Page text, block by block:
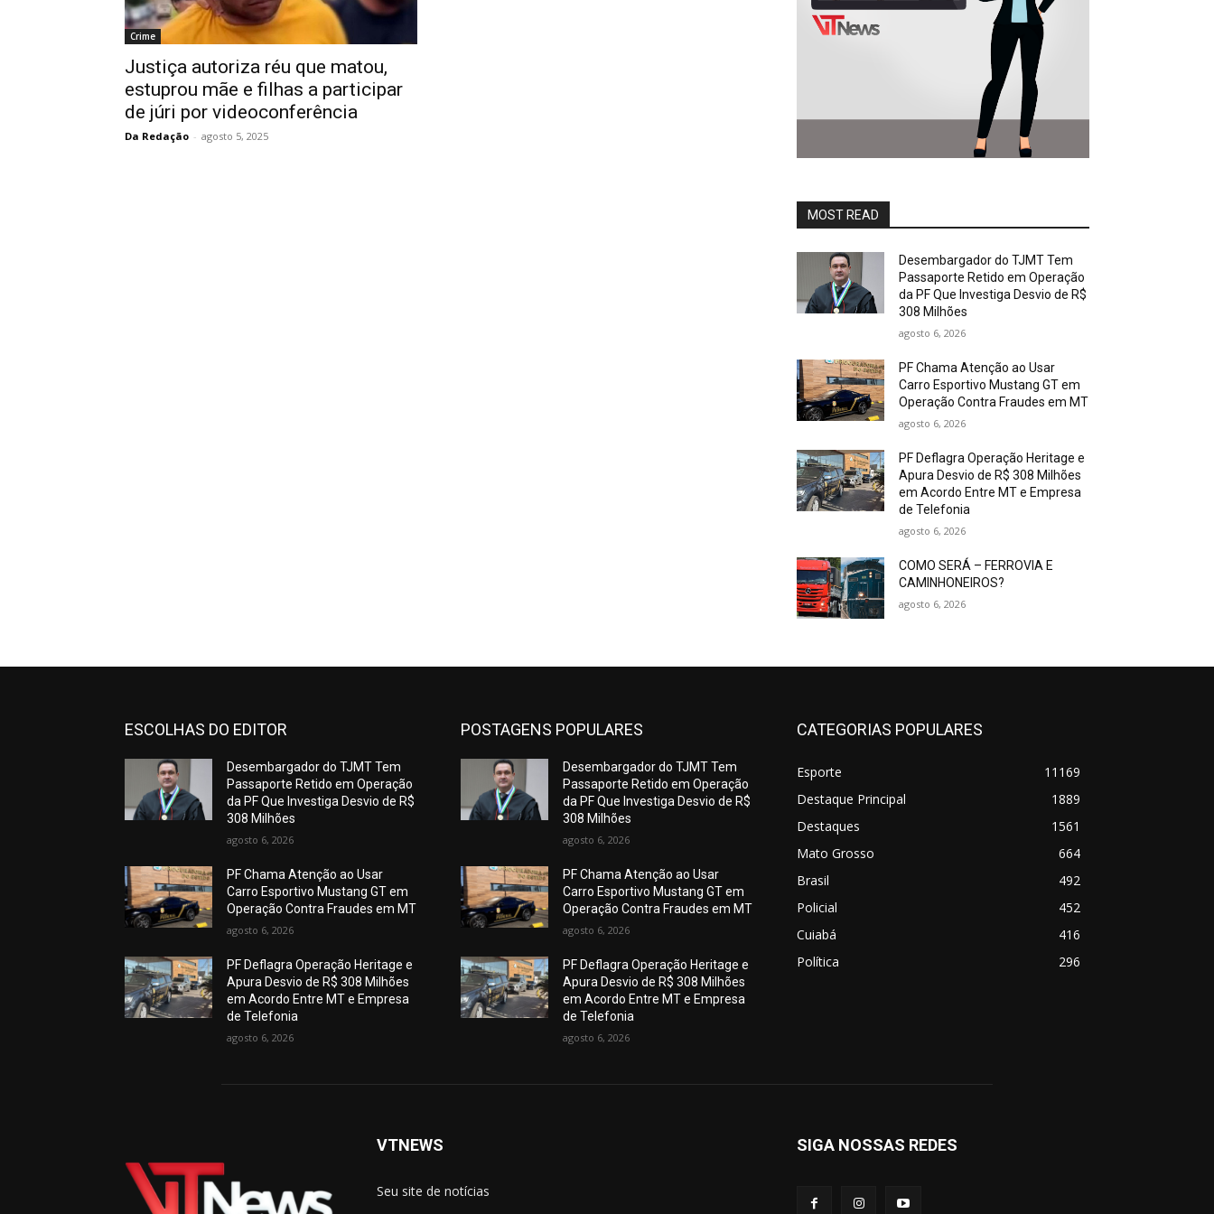
Crime
Justiça autoriza réu que matou,
estuprou mãe e filhas a participar
de júri por videoconferência
Da Redação - agosto 5, 2025
MOST READ
Desembargador do TJMT Tem
Passaporte Retido em Operação
da PF Que Investiga Desvio de R$
308 Milhões
agosto 6, 2026
PF Chama Atenção ao Usar
Carro Esportivo Mustang GT em
Operação Contra Fraudes em MT
agosto 6, 2026
PF Deflagra Operação Heritage e
Apura Desvio de R$ 308 Milhões
em Acordo Entre MT e Empresa
de Telefonia
agosto 6, 2026
COMO SERÁ – FERROVIA E
CAMINHONEIROS?
agosto 6, 2026
ESCOLHAS DO EDITOR
Desembargador do TJMT Tem
Passaporte Retido em Operação
da PF Que Investiga Desvio de R$
308 Milhões
agosto 6, 2026
PF Chama Atenção ao Usar
Carro Esportivo Mustang GT em
Operação Contra Fraudes em MT
agosto 6, 2026
PF Deflagra Operação Heritage e
Apura Desvio de R$ 308 Milhões
em Acordo Entre MT e Empresa
de Telefonia
agosto 6, 2026
POSTAGENS POPULARES
Desembargador do TJMT Tem
Passaporte Retido em Operação
da PF Que Investiga Desvio de R$
308 Milhões
agosto 6, 2026
PF Chama Atenção ao Usar
Carro Esportivo Mustang GT em
Operação Contra Fraudes em MT
agosto 6, 2026
PF Deflagra Operação Heritage e
Apura Desvio de R$ 308 Milhões
em Acordo Entre MT e Empresa
de Telefonia
agosto 6, 2026
CATEGORIAS POPULARES
Esporte
11169
Destaque Principal
1889
Destaques
1561
Mato Grosso
664
Brasil
492
Policial
452
Cuiabá
416
Política
296
VTNEWS
Seu site de notícias
SIGA NOSSAS REDES